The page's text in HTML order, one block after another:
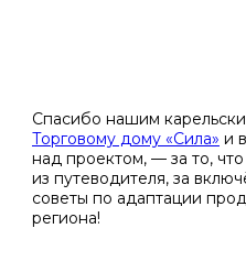
Спасибо нашим
Торговому дому «Сила» и
над проектом, — за то,
из путеводителя, за
советы по адаптации
региона!